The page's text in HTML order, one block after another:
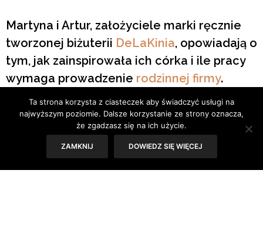
Martyna i Artur, założyciele marki ręcznie
tworzonej biżuterii DeLaKinia, opowiadają o
tym, jak zainspirowała ich córka i ile pracy
wymaga prowadzenie rodzinnej firmy.
Zdjęcia: Materiały prasowe DeLaKinia
Ta strona korzysta z ciasteczek aby świadczyć usługi na
najwyższym poziomie. Dalsze korzystanie ze strony oznacza,
że zgadzasz się na ich użycie.
ZAMKNIJ DOWIEDZ SIĘ WIĘCEJ